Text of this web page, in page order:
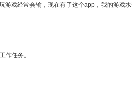
戏经常会输，现在有了这个app，我的游戏水
作任务。